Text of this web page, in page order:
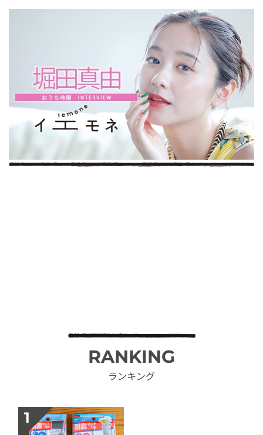
RANKING
ランキング